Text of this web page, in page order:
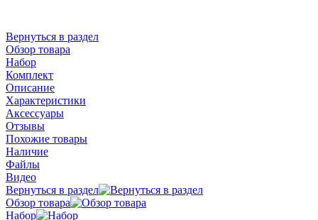
Вернуться в раздел
Обзор товара
Набор
Комплект
Описание
Характеристики
Аксессуары
Отзывы
Похожие товары
Наличие
Файлы
Видео
Вернуться в раздел
Обзор товара
Набор